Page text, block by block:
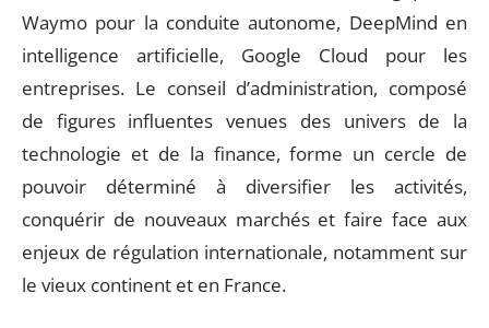
Waymo pour la conduite autonome, DeepMind en
intelligence artificielle, Google Cloud pour les
entreprises. Le conseil d’administration, composé
de figures influentes venues des univers de la
technologie et de la finance, forme un cercle de
pouvoir déterminé à diversifier les activités,
conquérir de nouveaux marchés et faire face aux
enjeux de régulation internationale, notamment sur
le vieux continent et en France.